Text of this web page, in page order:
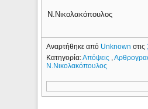
Ν.Νικολακόπουλος
Αναρτήθηκε από Unknownστις
Κατηγορία:Απόψεις ,
Ν.Νικολακόπουλος